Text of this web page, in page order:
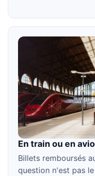
En train ou en
Billets remboursés
question n'est pas